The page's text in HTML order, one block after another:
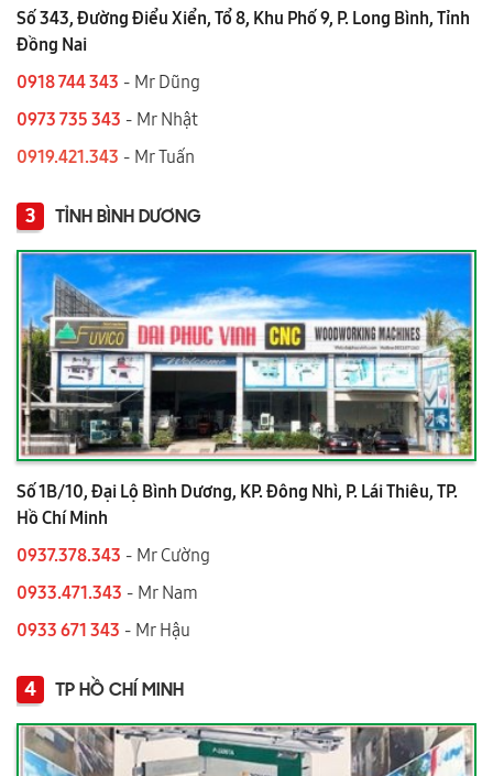
Số 343, Đường Điểu Xiển, Tổ 8, Khu Phố 9, P. Long Bình, Tỉnh
Đồng Nai
0918 744 343 - Mr Dũng
0973 735 343 - Mr Nhật
0919.421.343 ​​​​​​ - Mr Tuấn
3 TỈNH BÌNH DƯƠNG
Số 1B/10, Đại Lộ Bình Dương, KP. Đông Nhì, P. Lái Thiêu, TP.
Hồ Chí Minh
0937.378.343 - Mr Cường
0933.471.343 - Mr Nam
0933 671 343 - Mr Hậu
4 TP HỒ CHÍ MINH